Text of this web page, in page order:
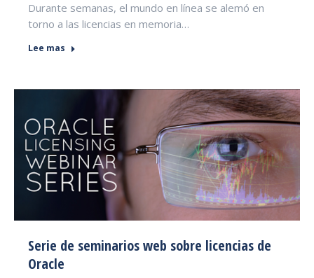
Durante semanas, el mundo en línea se alemó en
torno a las licencias en memoria…
Lee mas
Serie de seminarios web sobre licencias de
Oracle